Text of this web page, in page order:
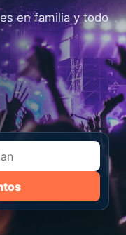
en familia y todo